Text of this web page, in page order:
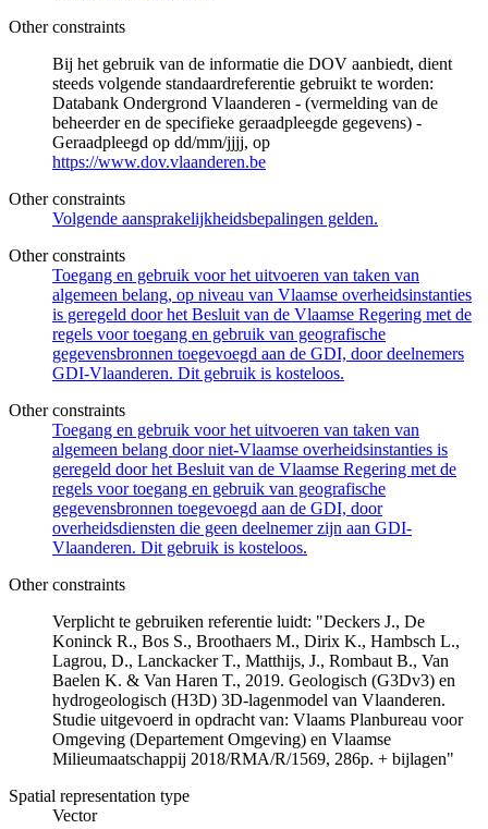
Other constraints
Bij het gebruik van de informatie die DOV aanbiedt, dient
steeds volgende standaardreferentie gebruikt te worden:
Databank Ondergrond Vlaanderen - (vermelding van de
beheerder en de specifieke geraadpleegde gegevens) -
Geraadpleegd op dd/mm/jjjj, op
https://www.dov.vlaanderen.be
Other constraints
Volgende aansprakelijkheidsbepalingen gelden.
Other constraints
Toegang en gebruik voor het uitvoeren van taken van
algemeen belang, op niveau van Vlaamse overheidsinstanties
is geregeld door het Besluit van de Vlaamse Regering met de
regels voor toegang en gebruik van geografische
gegevensbronnen toegevoegd aan de GDI, door deelnemers
GDI-Vlaanderen. Dit gebruik is kosteloos.
Other constraints
Toegang en gebruik voor het uitvoeren van taken van
algemeen belang door niet-Vlaamse overheidsinstanties is
geregeld door het Besluit van de Vlaamse Regering met de
regels voor toegang en gebruik van geografische
gegevensbronnen toegevoegd aan de GDI, door
overheidsdiensten die geen deelnemer zijn aan GDI-
Vlaanderen. Dit gebruik is kosteloos.
Other constraints
Verplicht te gebruiken referentie luidt: "Deckers J., De
Koninck R., Bos S., Broothaers M., Dirix K., Hambsch L.,
Lagrou, D., Lanckacker T., Matthijs, J., Rombaut B., Van
Baelen K. & Van Haren T., 2019. Geologisch (G3Dv3) en
hydrogeologisch (H3D) 3D-lagenmodel van Vlaanderen.
Studie uitgevoerd in opdracht van: Vlaams Planbureau voor
Omgeving (Departement Omgeving) en Vlaamse
Milieumaatschappij 2018/RMA/R/1569, 286p. + bijlagen"
Spatial representation type
Vector